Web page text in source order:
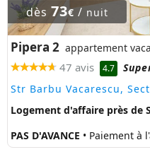
dès 73€/ nuit
Pipera 2 appartement
47 avis 4.7
Str Barbu Vacarescu,
Logement d'affaire près de
PAS D'AVANCE • Paiement à